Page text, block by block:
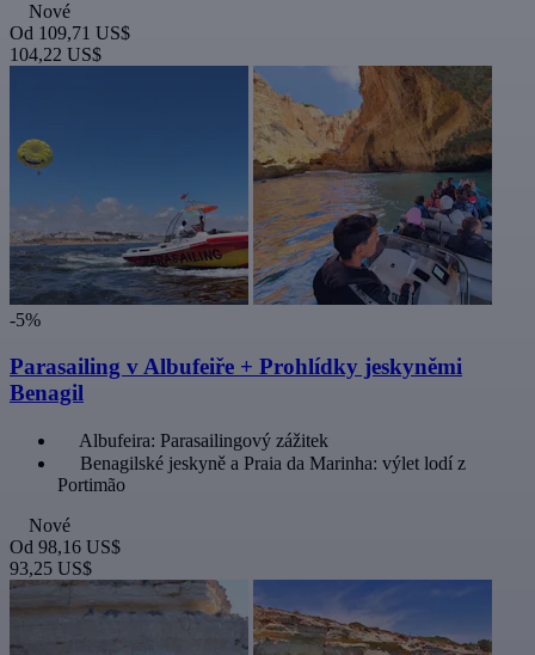
Nové
Od 109,71 US$
104,22 US$
-5%
Parasailing v Albufeiře + Prohlídky jeskyněmi
Benagil
Albufeira: Parasailingový zážitek
Benagilské jeskyně a Praia da Marinha: výlet lodí z
Portimão
Nové
Od 98,16 US$
93,25 US$